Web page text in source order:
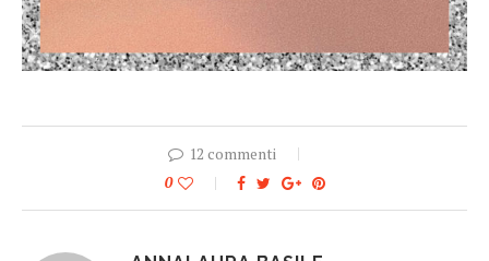
12 commenti
0